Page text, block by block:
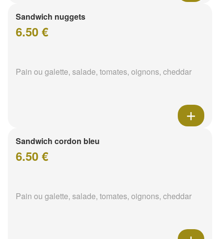
Sandwich nuggets
6.50 €
Pain ou galette, salade, tomates, oignons, cheddar
Sandwich cordon bleu
6.50 €
Pain ou galette, salade, tomates, oignons, cheddar